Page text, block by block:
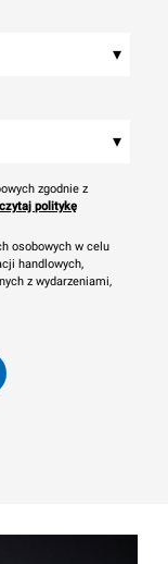
▾
▾
zgodnie z
politykę
osobowych w celu
handlowych,
z wydarzeniami,